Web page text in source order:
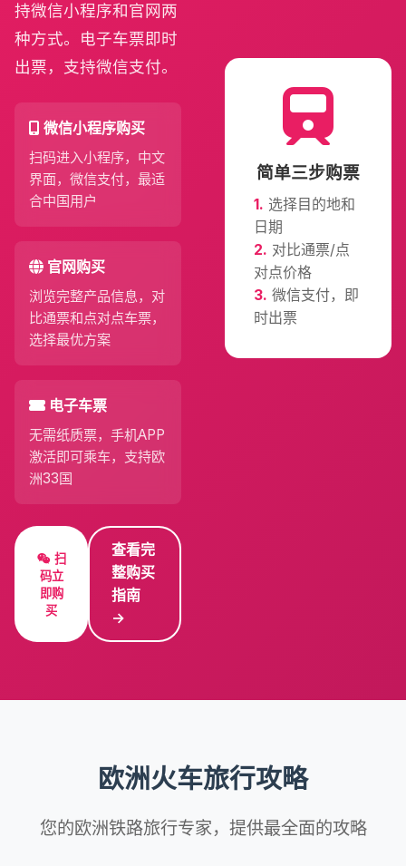
持微信小程序和官网两
种方式。电子车票即时
出票，支持微信支付。
微信小程序购买
扫码进入小程序，中文
界面，微信支付，最适
合中国用户
官网购买
浏览完整产品信息，对
比通票和点对点车票，
选择最优方案
电子车票
无需纸质票，手机APP
激活即可乘车，支持欧
洲33国
扫
码立
即购
买
查看完
整购买
指南
→
简单三步购票
1. 选择目的地和
日期
2. 对比通票/点
对点价格
3. 微信支付，即
时出票
欧洲火车旅行攻略
您的欧洲铁路旅行专家，提供最全面的攻略